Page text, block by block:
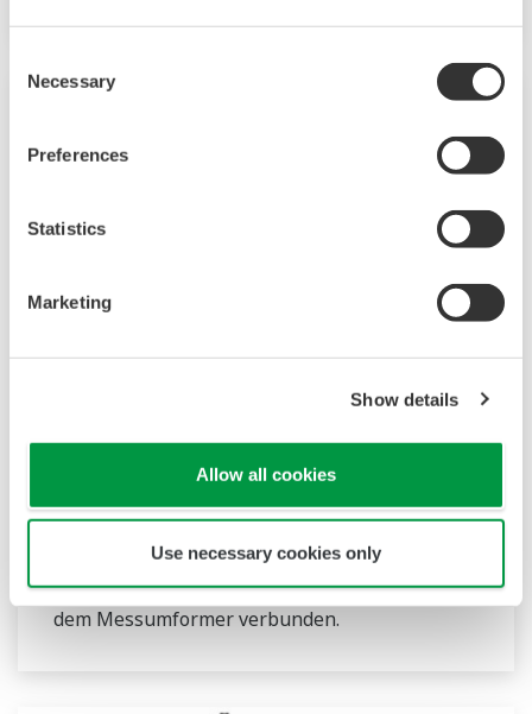
Selection
Necessary
Preferences
Statistics
Marketing
Show details
Allow all cookies
Use necessary cookies only
Prozessmedium nicht in den eigentlichen
Sensorbereich des jeweiligen Differenzdruck-
oder Druckmessumformers eindringt. Sie sind
über mit Füllflüssigkeit gefüllte Kapillaren mit
dem Messumformer verbunden.